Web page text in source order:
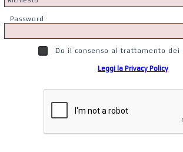
Password:
Do il consenso al trattamento dei
Leggi la Privacy Policy